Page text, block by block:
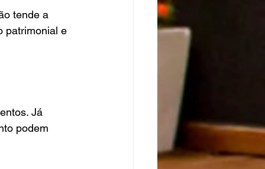
tende a
patrimonial e
Já
podem